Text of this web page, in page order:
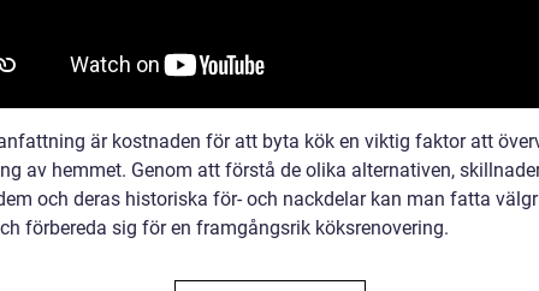
är kostnaden för att byta kök en viktig faktor att
av hemmet. Genom att förstå de olika alternativen,
och deras historiska för- och nackdelar kan man fatta
förbereda sig för en framgångsrik köksrenovering.